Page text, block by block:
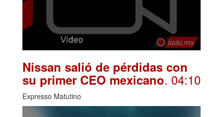
Nissan salió de pérdidas con
su primer CEO mexicano. 04:10
Expresso Matutino